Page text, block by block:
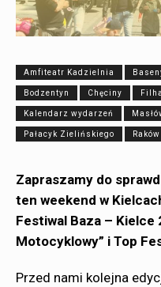
Amfiteatr Kadzielnia
Bodzentyn Chęciny
Kalendarz wydarzeń
Pałacyk Zielińskiego Raków
Zapraszamy do
ten weekend w
Festiwal Baza – Kielce
Motocyklowy” i Top
Przed nami kolejna